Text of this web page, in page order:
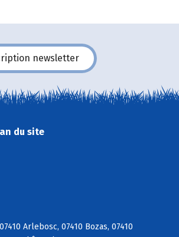
newsletter
du site
Arlebosc, 07410 Bozas, 07410